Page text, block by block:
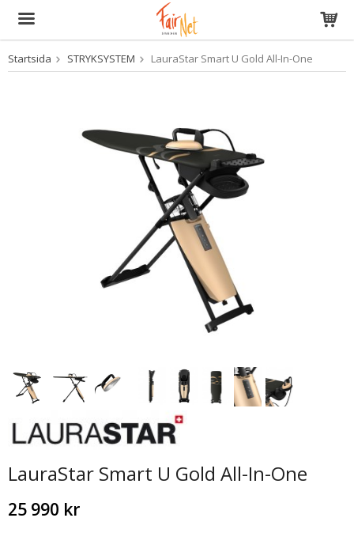
Produkten har blivit tillagd i varukorgen
Startsida STRYKSYSTEM LauraStar Smart U Gold All-In-One
LauraStar Smart U Gold All-In-One
25 990 kr